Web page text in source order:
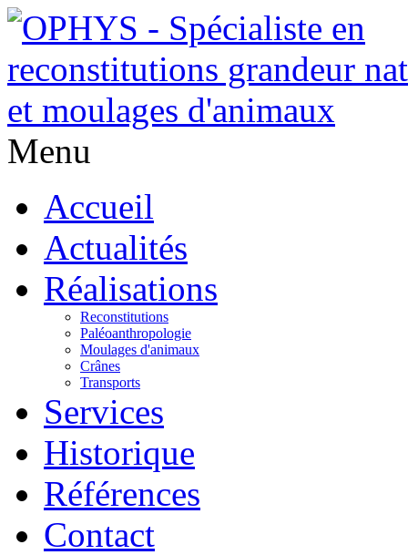
Menu
Accueil
Actualités
Réalisations
Reconstitutions
Paléoanthropologie
Moulages d'animaux
Crânes
Transports
Services
Historique
Références
Contact